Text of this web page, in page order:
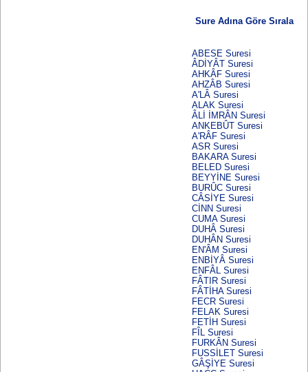
Sure Adına Göre Sırala
ABESE Suresi
ÂDİYÂT Suresi
AHKÂF Suresi
AHZÂB Suresi
A'LÂ Suresi
ALAK Suresi
ÂLİ İMRÂN Suresi
ANKEBÛT Suresi
A'RÂF Suresi
ASR Suresi
BAKARA Suresi
BELED Suresi
BEYYİNE Suresi
BURÛC Suresi
CÂSİYE Suresi
CİNN Suresi
CUMA Suresi
DUHÂ Suresi
DUHÂN Suresi
EN'ÂM Suresi
ENBİYÂ Suresi
ENFÂL Suresi
FÂTIR Suresi
FÂTİHA Suresi
FECR Suresi
FELAK Suresi
FETİH Suresi
FÎL Suresi
FURKÂN Suresi
FUSSİLET Suresi
GÂŞİYE Suresi